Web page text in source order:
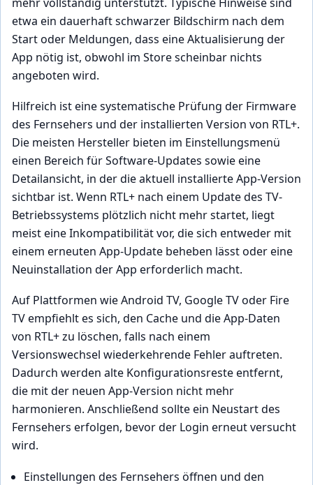
etwa ein dauerhaft schwarzer Bildschirm nach dem
Start oder Meldungen, dass eine Aktualisierung der
App nötig ist, obwohl im Store scheinbar nichts
angeboten wird.
Hilfreich ist eine systematische Prüfung der Firmware
des Fernsehers und der installierten Version von RTL+.
Die meisten Hersteller bieten im Einstellungsmenü
einen Bereich für Software-Updates sowie eine
Detailansicht, in der die aktuell installierte App-Version
sichtbar ist. Wenn RTL+ nach einem Update des TV-
Betriebssystems plötzlich nicht mehr startet, liegt
meist eine Inkompatibilität vor, die sich entweder mit
einem erneuten App-Update beheben lässt oder eine
Neuinstallation der App erforderlich macht.
Auf Plattformen wie Android TV, Google TV oder Fire
TV empfiehlt es sich, den Cache und die App-Daten
von RTL+ zu löschen, falls nach einem
Versionswechsel wiederkehrende Fehler auftreten.
Dadurch werden alte Konfigurationsreste entfernt,
die mit der neuen App-Version nicht mehr
harmonieren. Anschließend sollte ein Neustart des
Fernsehers erfolgen, bevor der Login erneut versucht
wird.
Einstellungen des Fernsehers öffnen und den